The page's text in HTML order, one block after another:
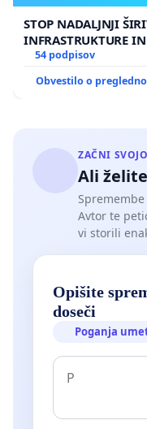
STOP NADALJNJI
INFRASTRUKTURE
GRADIŠČAKU
54 podpisov
Obvestilo o
ZAČNI
Ali
Avtor te
vi storili
Opišite
doseči
Poganja